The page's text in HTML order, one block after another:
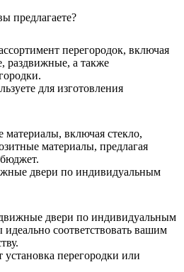
предлагаете?
перегородок, включая
раздвижные, а также
для изготовления
включая стекло,
материалы, предлагая
двери по индивидуальным
двери по индивидуальным
соответствовать вашим
перегородки или